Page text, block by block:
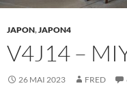
JAPON,JAPON4
V4J14 –
26 MAI 2023 FRED